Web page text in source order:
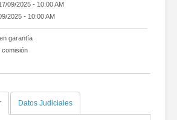
09/2025 - 10:00 AM
2025 - 10:00 AM
garantía
comisión
Datos Judiciales